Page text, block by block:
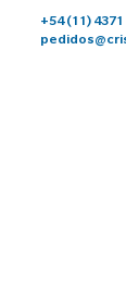
+54 (11) 4371